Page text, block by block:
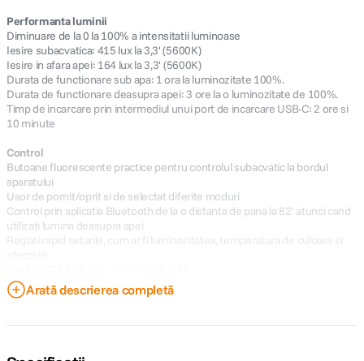
Performanta luminii
Diminuare de la 0 la 100% a intensitatii luminoase
Iesire subacvatica: 415 lux la 3,3' (5600K)
Iesire in afara apei: 164 lux la 3,3' (5600K)
Durata de functionare sub apa: 1 ora la luminozitate 100%.
Durata de functionare deasupra apei: 3 ore la o luminozitate de 100%.
Timp de incarcare prin intermediul unui port de incarcare USB-C: 2 ore si
10 minute
Control
Butoane fluorescente practice pentru controlul subacvatic la bordul
aparatului
Usor de pornit/oprit si de selectat diferite moduri
Control prin aplicatia Bluetooth de la o distanta de pana la 82' atunci cand
utilizati lumina deasupra apei
Reglati rapid setarile, cum ar fi luminozitatea, temperatura de culoare si
Pentru utilizarea sub si in afara apei, WT25R va ofera mii de culori si o
varietate de nuante in modurile CCT, HSI, GEL si RGBWW. Dezvolta-ti
petrecere, fulger, bec spart, televizor, lumanare, foc, artificii, masina de
Detalii de constructie
Arată descrierea completă